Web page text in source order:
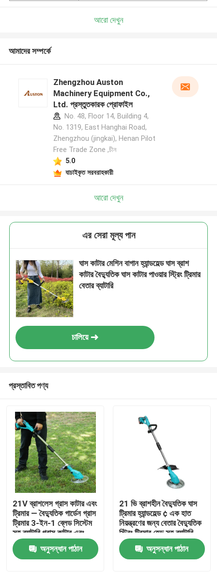
আমরা শীঘ্রই আপনাকে আবার কল করব!
বাড়ি
আরো দেখুন
আমাদের সম্পর্কে
Zhengzhou Auston
Machinery Equipment Co.,
Ltd. প্রস্তুতকারক প্রোফাইল
No. 48, Floor 14, Building 4,
No. 1319, East Hanghai Road,
Zhengzhou (jingkai), Henan Pilot
Free Trade Zone ,চীন
5.0
যাচাইকৃত সরবরাহকারী
আরো দেখুন
এর সেরা মূল্য পান
ঘাস কাটার মেশিন বাগান হ্যান্ডহেল্ড ঘাস ব্রাশ
কাটার বৈদ্যুতিক ঘাস কাটার পাওয়ার স্ট্রিং ট্রিমার
বেতার ব্যাটারি
চালিয়ে
প্রস্তাবিত পণ্য
21V ব্রাশলেস গ্রাস কাটার এবং
ট্রিমার — বৈদ্যুতিক গার্ডেন গ্রাস
ট্রিমার 3-ইন-1 ব্লেড সিস্টেম
সহ ব্যাটারি গ্রাস কাটার এবং
ট্রিমার
অনুসন্ধান পাঠান
21 ভি ব্রাশহীন বৈদ্যুতিক ঘাস
ট্রিমার হ্যান্ডহেল্ড ¢ এক হাত
নিয়ন্ত্রণের জন্য বেতার বৈদ্যুতিক
স্ট্রিং ট্রিমার হেড সহ ব্যাটারি
চালিত আগাছা খাওয়ার
অনুসন্ধান পাঠান